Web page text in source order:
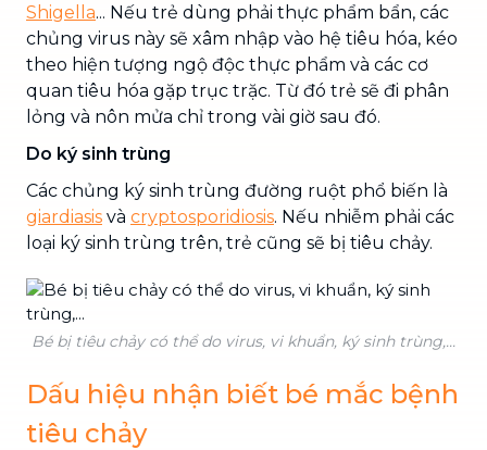
Shigella... Nếu trẻ dùng phải thực phẩm bẩn, các
chủng virus này sẽ xâm nhập vào hệ tiêu hóa, kéo
theo hiện tượng ngộ độc thực phẩm và các cơ
quan tiêu hóa gặp trục trặc. Từ đó trẻ sẽ đi phân
lỏng và nôn mửa chỉ trong vài giờ sau đó.
Do ký sinh trùng
Các chủng ký sinh trùng đường ruột phổ biến là
giardiasis và cryptosporidiosis. Nếu nhiễm phải các
loại ký sinh trùng trên, trẻ cũng sẽ bị tiêu chảy.
Bé bị tiêu chảy có thể do virus, vi khuẩn, ký sinh trùng,...
Dấu hiệu nhận biết bé mắc bệnh
tiêu chảy